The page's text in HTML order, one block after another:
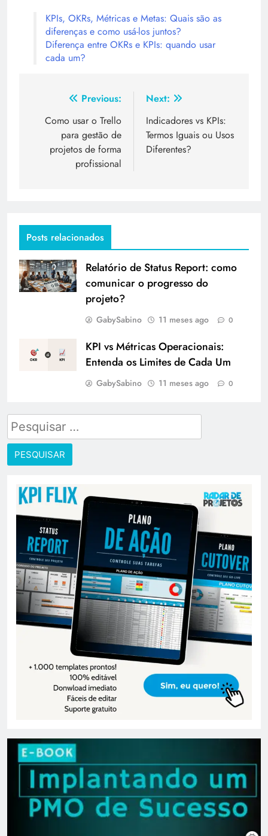
KPIs, OKRs, Métricas e Metas: Quais são as
diferenças e como usá-los juntos?
Diferença entre OKRs e KPIs: quando usar
cada um?
Previous:
Como usar o Trello
para gestão de
projetos de forma
profissional
Next:
Indicadores vs KPIs:
Termos Iguais ou Usos
Diferentes?
Posts relacionados
Relatório de Status Report: como
comunicar o progresso do
projeto?
GabySabino 11 meses ago 0
KPI vs Métricas Operacionais:
Entenda os Limites de Cada Um
GabySabino 11 meses ago 0